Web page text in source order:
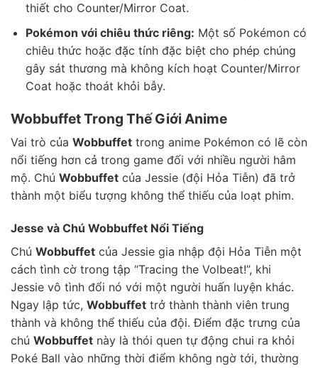
thiết cho Counter/Mirror Coat.
Pokémon với chiêu thức riêng: Một số Pokémon có
chiêu thức hoặc đặc tính đặc biệt cho phép chúng
gây sát thương mà không kích hoạt Counter/Mirror
Coat hoặc thoát khỏi bẫy.
Wobbuffet Trong Thế Giới Anime
Vai trò của Wobbuffet trong anime Pokémon có lẽ còn
nổi tiếng hơn cả trong game đối với nhiều người hâm
mộ. Chú Wobbuffet của Jessie (đội Hỏa Tiễn) đã trở
thành một biểu tượng không thể thiếu của loạt phim.
Jesse và Chú Wobbuffet Nổi Tiếng
Chú Wobbuffet của Jessie gia nhập đội Hỏa Tiễn một
cách tình cờ trong tập “Tracing the Volbeat!”, khi
Jessie vô tình đổi nó với một người huấn luyện khác.
Ngay lập tức, Wobbuffet trở thành thành viên trung
thành và không thể thiếu của đội. Điểm đặc trưng của
chú Wobbuffet này là thói quen tự động chui ra khỏi
Poké Ball vào những thời điểm không ngờ tới, thường